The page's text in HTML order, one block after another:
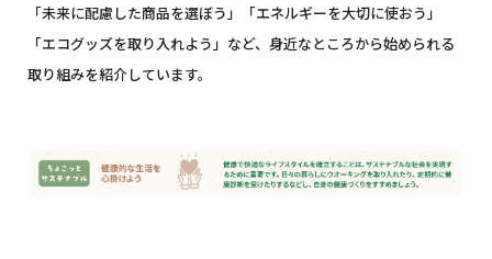
「未来に配慮した商品を選ぼう」「エネルギーを大切に使おう」
「エコグッズを取り入れよう」など、身近なところから始められる
取り組みを紹介しています。